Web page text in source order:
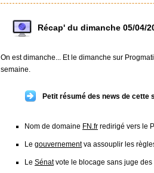
Récap' du dimanche 05/04/
On est dimanche... Et le dimanche sur
semaine.
Petit résumé des news de cette
Nom de domaine FN.fr redirigé vers le
Le gouvernementva assouplir les
Le Sénatvote le blocage sans juge